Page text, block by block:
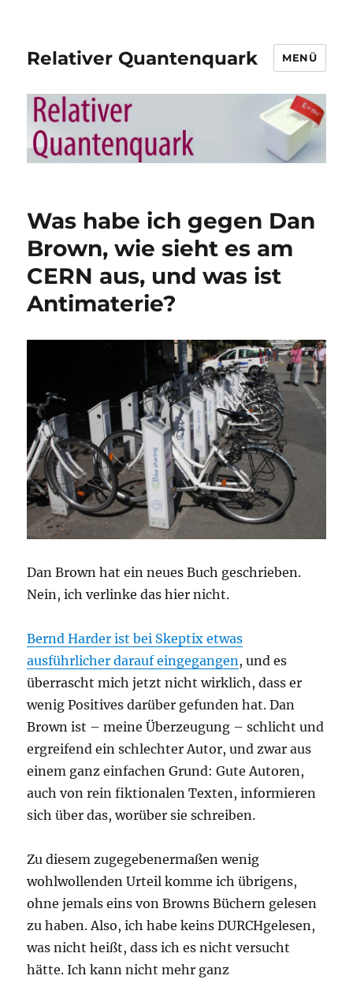
Relativer Quantenquark MENÜ
Was habe ich gegen Dan
Brown, wie sieht es am
CERN aus, und was ist
Antimaterie?
Dan Brown hat ein neues Buch geschrieben.
Nein, ich verlinke das hier nicht.
Bernd Harder ist bei Skeptix etwas
ausführlicher darauf eingegangen, und es
überrascht mich jetzt nicht wirklich, dass er
wenig Positives darüber gefunden hat. Dan
Brown ist – meine Überzeugung – schlicht und
ergreifend ein schlechter Autor, und zwar aus
einem ganz einfachen Grund: Gute Autoren,
auch von rein fiktionalen Texten, informieren
sich über das, worüber sie schreiben.
Zu diesem zugegebenermaßen wenig
wohlwollenden Urteil komme ich übrigens,
ohne jemals eins von Browns Büchern gelesen
zu haben. Also, ich habe keins DURCHgelesen,
was nicht heißt, dass ich es nicht versucht
hätte. Ich kann nicht mehr ganz